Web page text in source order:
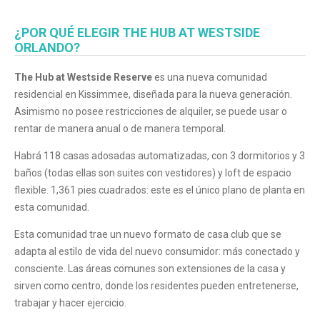
¿POR QUÉ ELEGIR THE HUB AT WESTSIDE
ORLANDO?
The Hub at Westside Reservees una nueva comunidad
residencial en Kissimmee, diseñada para la nueva generación.
Asimismo no posee restricciones de alquiler, se puede usar o
rentar de manera anual o de manera temporal.
Habrá 118 casas adosadas automatizadas, con 3 dormitorios y 3
baños (todas ellas son suites con vestidores) y loft de espacio
flexible. 1,361 pies cuadrados: este es el único plano de planta en
esta comunidad.
Esta comunidad trae un nuevo formato de casa club que se
adapta al estilo de vida del nuevo consumidor: más conectado y
consciente. Las áreas comunes son extensiones de la casa y
sirven como centro, donde los residentes pueden entretenerse,
trabajar y hacer ejercicio.